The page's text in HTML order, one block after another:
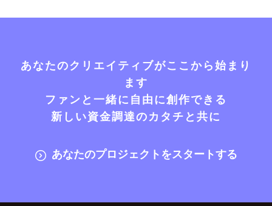
あなたのクリエイティブがここから始まり
ます
ファンと一緒に自由に創作できる
新しい資金調達のカタチと共に
あなたのプロジェクトをスタートする